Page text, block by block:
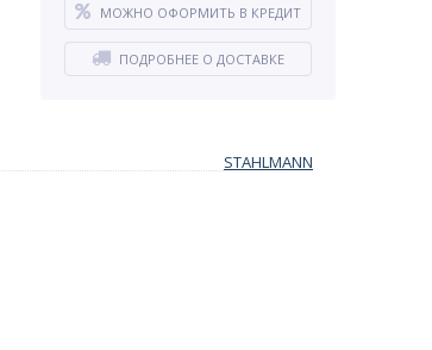
МОЖНО ОФОРМИТЬ В КРЕДИТ
ПОДРОБНЕЕ О ДОСТАВКЕ
STAHLMANN